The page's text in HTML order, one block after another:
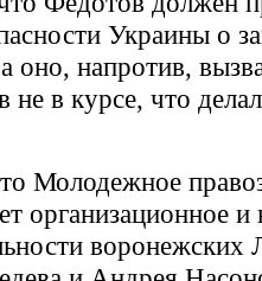
Украины о
напротив,
в курсе, что
Молодежное
организационное